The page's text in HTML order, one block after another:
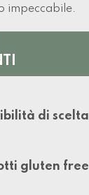
impeccabile.
di scelta
gluten free